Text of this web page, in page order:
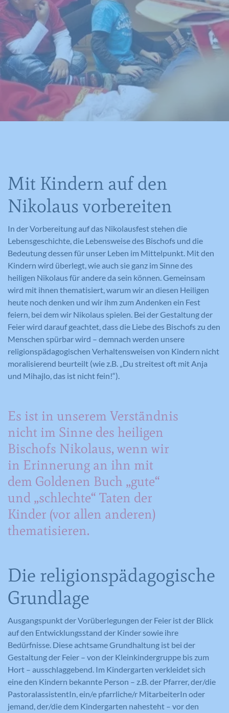
Mit Kindern auf den
Nikolaus vorbereiten
In der Vorbereitung auf das Nikolausfest stehen die
Lebensgeschichte, die Lebensweise des Bischofs und die
Bedeutung dessen für unser Leben im Mittelpunkt. Mit den
Kindern wird überlegt, wie auch sie ganz im Sinne des
heiligen Nikolaus für andere da sein können. Gemeinsam
wird mit ihnen thematisiert, warum wir an diesen Heiligen
heute noch denken und wir ihm zum Andenken ein Fest
feiern, bei dem wir Nikolaus spielen. Bei der Gestaltung der
Feier wird darauf geachtet, dass die Liebe des Bischofs zu den
Menschen spürbar wird – demnach werden unsere
religionspädagogischen Verhaltensweisen von Kindern nicht
moralisierend beurteilt (wie z.B. „Du streitest oft mit Anja
und Mihajlo, das ist nicht fein!“).
Es ist in unserem Verständnis
nicht im Sinne des heiligen
Bischofs Nikolaus, wenn wir
in Erinnerung an ihn mit
dem Goldenen Buch „gute“
und „schlechte“ Taten der
Kinder (vor allen anderen)
thematisieren.
Die religionspädagogische
Grundlage
Ausgangspunkt der Vorüberlegungen der Feier ist der Blick
auf den Entwicklungsstand der Kinder sowie ihre
Bedürfnisse. Diese achtsame Grundhaltung ist bei der
Gestaltung der Feier – von der Kleinkindergruppe bis zum
Hort – ausschlaggebend. Im Kindergarten verkleidet sich
eine den Kindern bekannte Person – z.B. der Pfarrer, der/die
PastoralassistentIn, ein/e pfarrliche/r MitarbeiterIn oder
jemand, der/die dem Kindergarten nahesteht – vor den